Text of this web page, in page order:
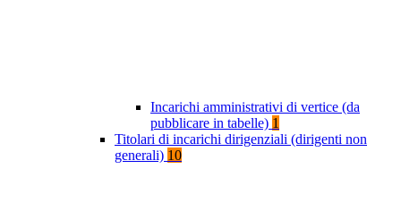
Incarichi amministrativi di vertice (da
pubblicare in tabelle) 1
Titolari di incarichi dirigenziali (dirigenti non
generali) 10